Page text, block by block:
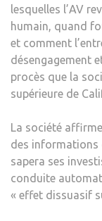
lesquelles l’AV
humain, quand
et comment
désengagement
procès que la
supérieure de
La société
des informations
sapera ses
conduite
« effet dissuasif